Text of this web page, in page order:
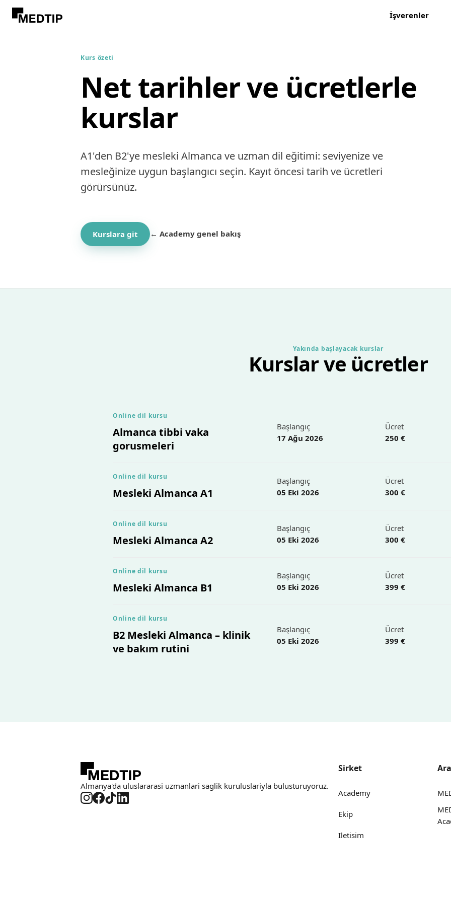
İşverenler
Kurs özeti
Net tarihler ve ücretlerle
kurslar
A1'den B2'ye mesleki Almanca ve uzman dil eğitimi: seviyenize ve
mesleğinize uygun başlangıcı seçin. Kayıt öncesi tarih ve ücretleri
görürsünüz.
Kurslara git ← Academy genel bakış
Yakında başlayacak kurslar
Kurslar ve ücretler
Online dil kursu
Almanca tibbi vaka
gorusmeleri
Başlangıç
17 Ağu 2026
Ücret
250 €
Online dil kursu
Mesleki Almanca A1
Başlangıç
05 Eki 2026
Ücret
300 €
Online dil kursu
Mesleki Almanca A2
Başlangıç
05 Eki 2026
Ücret
300 €
Online dil kursu
Mesleki Almanca B1
Başlangıç
05 Eki 2026
Ücret
399 €
Online dil kursu
B2 Mesleki Almanca – klinik
ve bakım rutini
Başlangıç
05 Eki 2026
Ücret
399 €
Almanya'da uluslararasi uzmanlari saglik kuruluslariyla bulusturuyoruz.
Sirket
Academy
Ekip
Iletisim